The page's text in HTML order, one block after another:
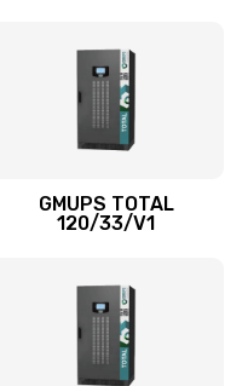
GMUPS TOTAL
120/33/V1